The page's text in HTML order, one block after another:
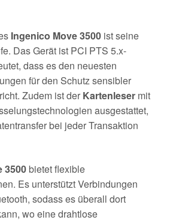
Ingenico Move 3500 ist seine
Das Gerät ist PCI PTS 5.x-
dass es den neuesten
für den Schutz sensibler
Zudem ist der Kartenleser mit
ausgestattet,
bei jeder Transaktion
3500bietet flexible
Es unterstützt Verbindungen
sodass es überall dort
wo eine drahtlose